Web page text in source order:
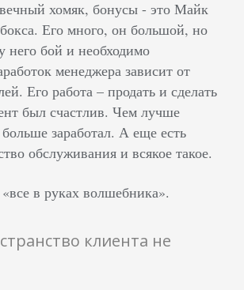
хомяк, бонусы - это Майк
Его много, он большой, но
него бой и необходимо
менеджера зависит от
Его работа – продать и сделать
был счастлив. Чем лучше
заработал. А еще есть
обслуживания и всякое такое.
в руках волшебника».
клиента не